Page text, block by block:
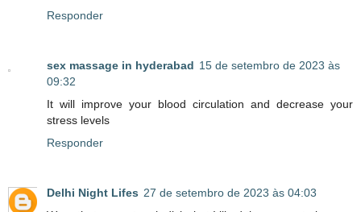
Responder
sex massage in hyderabad 15 de setembro de 2023 às
09:32
It will improve your blood circulation and decrease your
stress levels
Responder
Delhi Night Lifes 27 de setembro de 2023 às 04:03